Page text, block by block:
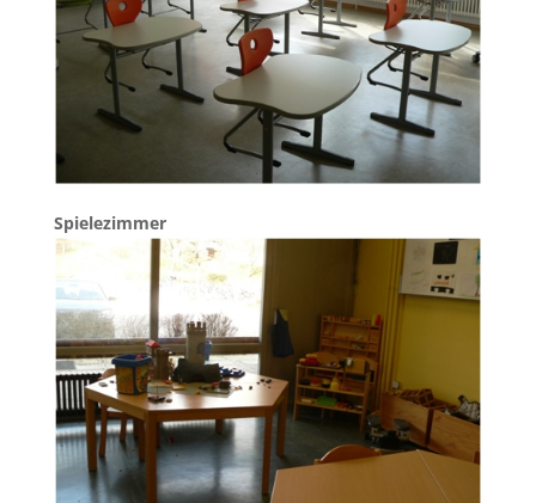
Spielezimmer